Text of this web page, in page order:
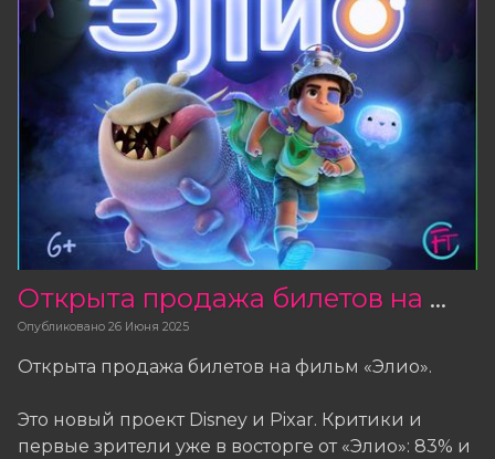
Открыта продажа билетов на фильм «Элио»
Опубликовано 26 Июня 2025
Открыта продажа билетов на фильм «Элио».
Это новый проект Disney и Pixar. Критики и
первые зрители уже в восторге от «Элио»: 83% и